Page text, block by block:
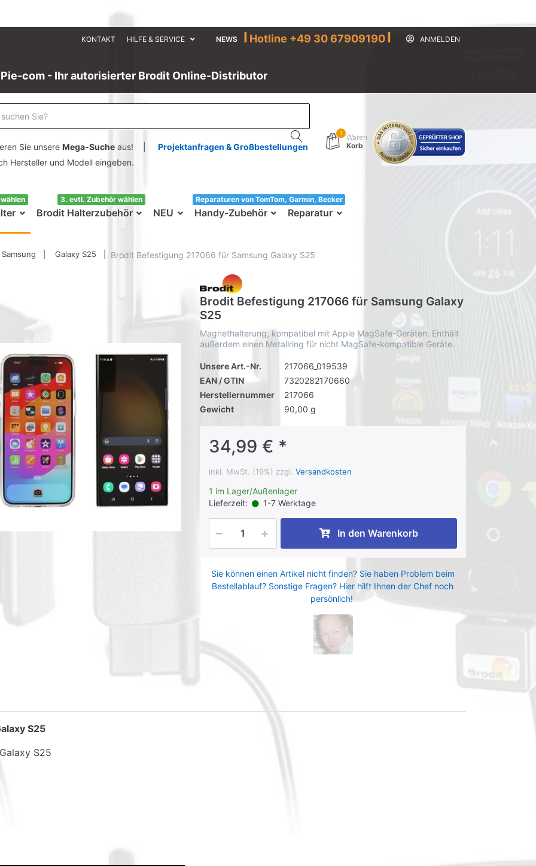
KONTAKT HILFE & SERVICE NEWS I Hotline +49 30 67909190I ANMELDEN
Pie-com - Ihr autorisierter Brodit Online-Distributor
Sie unsere Mega-Sucheaus! | Projektanfragen & Großbestellungen
und Modell eingeben.
1
Waren
Korb
Brodit Halterzubehör
3. evtl. Zubehör wählen
NEU Handy-Zubehör
33!
Reparatur
Reparaturen von TomTom, Garmin, Becker
Samsung Galaxy S25 Brodit Befestigung 217066 für Samsung Galaxy S25
Brodit Befestigung 217066 für Samsung Galaxy
S25
Magnethalterung, kompatibel mit Apple MagSafe-Geräten. Enthält
außerdem einen Metallring für nicht MagSafe-kompatible Geräte.
Unsere Art.-Nr.
217066_019539
EAN / GTIN
7320282170660
Herstellernummer
217066
Gewicht
90,00 g
34,99 € *
inkl. MwSt. (19%) zzgl. Versandkosten
1 im Lager/Außenlager
Lieferzeit:
1-7 Werktage
In den Warenkorb
Sie können einen Artikel nicht finden? Sie haben Problem beim
Bestellablauf? Sonstige Fragen? Hier hilft Ihnen der Chef noch
persönlich!
S25
S25